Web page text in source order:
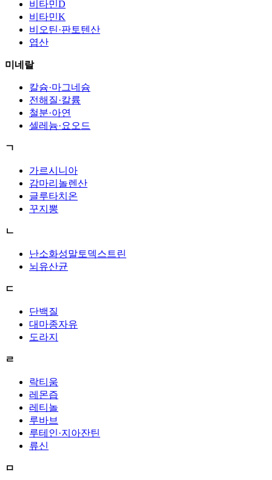
비타민D
비타민K
비오틴·판토텐산
엽산
미네랄
칼슘·마그네슘
전해질·칼륨
철분·아연
셀레늄·요오드
ㄱ
가르시니아
감마리놀렌산
글루타치온
꾸지뽕
ㄴ
난소화성말토덱스트린
뇌유산균
ㄷ
단백질
대마종자유
도라지
ㄹ
락티움
레몬즙
레티놀
루바브
루테인·지아잔틴
류신
ㅁ